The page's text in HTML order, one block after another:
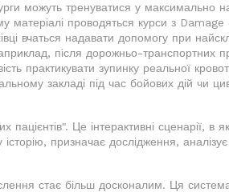
можуть тренуватися у
матеріалі проводяться курси з
вчаться надавати допомогу при
після дорожньо-
практикувати зупинку реальної
закладі під час бойових дій чи
пацієнтів". Це інтерактивні сценарії, в
призначає дослідження,
стає більш досконалим. Ця